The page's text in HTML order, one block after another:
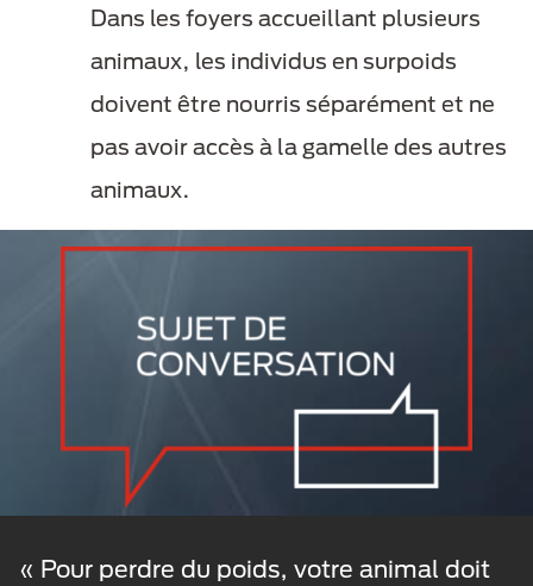
Dans les foyers accueillant plusieurs
animaux, les individus en surpoids
doivent être nourris séparément et ne
pas avoir accès à la gamelle des autres
animaux.
« Pour perdre du poids, votre animal doit